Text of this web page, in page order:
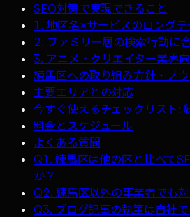
SEO対策で実現できること
1. 地区名×サービスのロング
2. ファミリー層の検索行動に
3. アニメ・クリエイター業界
練馬区への取り組み方針・ノ
主要エリアとの対応
今すぐ使えるチェックリスト:
料金とスケジュール
よくある質問
Q1. 練馬区は他の区と比べて
か？
Q2. 練馬区以外の事業者でも
Q3. ブログ記事の執筆は自社